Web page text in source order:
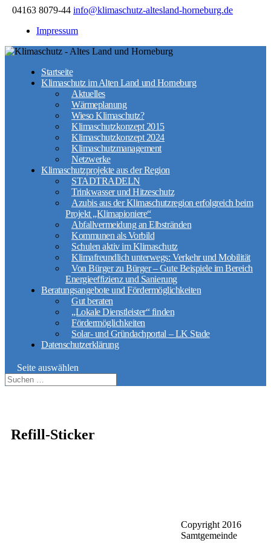
04163 8079-44 info@klimaschutz-altesland-horneburg.de
Impressum
Startseite
Klimaschutz im Alten Land und Horneburg
Aktuelles
Wärmeplanung
Wieso Klimaschutz?
Klimaschutzkonzept 2015
Klimaschutzkonzept 2024
Klimaschutzmanagement
Netzwerke
Klimaschutzprojekte aus der Region
STADTRADELN
Trinkwasser und Hitzeschutz
Azubis aus der Klimaschutzregion erfolgreich beim
Projekt „Klimapioniere“
Abfallvermeidung an Elbstränden
Kommunen als Vorbild
Schulen aktiv im Klimaschutz
Klimafreundlich unterwegs: Verkehr und Mobilität
Von Bürger zu Bürger – Gute Beispiele im Bereich
Energieeffizienz und Sanierung
Beratungsangebote und Fördermöglichkeiten
Gut beraten
„Lokale Dienstleister“ finden
Fördermöglichkeiten
Solar- und Gründachportal – LK Stade
Datenschutzerklärung
Seite auswählen
Refill-Sticker
Copyright 2016
Samtgemeinde